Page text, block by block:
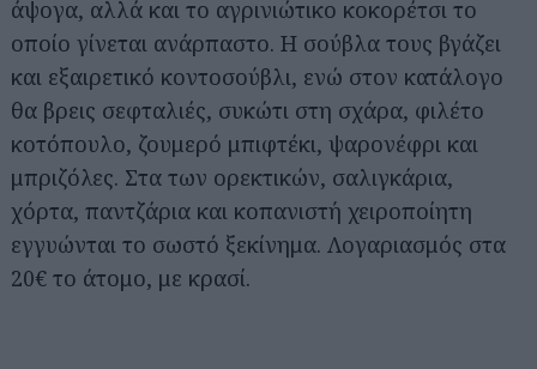
άψογα, αλλά και το αγρινιώτικο κοκορέτσι το
οποίο γίνεται ανάρπαστο. Η σούβλα τους βγάζει
και εξαιρετικό κοντοσούβλι, ενώ στον κατάλογο
θα βρεις σεφταλιές, συκώτι στη σχάρα, φιλέτο
κοτόπουλο, ζουμερό μπιφτέκι, ψαρονέφρι και
μπριζόλες. Στα των ορεκτικών, σαλιγκάρια,
χόρτα, παντζάρια και κοπανιστή χειροποίητη
εγγυώνται το σωστό ξεκίνημα. Λογαριασμός στα
20€ το άτομο, με κρασί.